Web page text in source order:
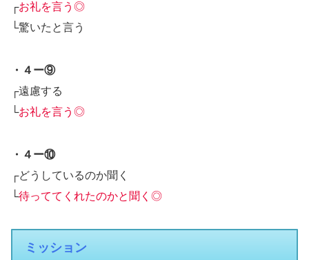
┌お礼を言う◎
└驚いたと言う
・４ー⑨
┌遠慮する
└お礼を言う◎
・４ー⑩
┌どうしているのか聞く
└待っててくれたのかと聞く◎
ミッション